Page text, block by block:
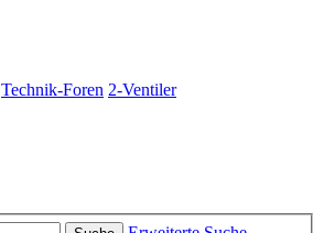
Technik-Foren 2-Ventiler